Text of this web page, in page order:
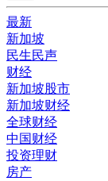
最新
新加坡
民生民声
财经
新加坡股市
新加坡财经
全球财经
中国财经
投资理财
房产